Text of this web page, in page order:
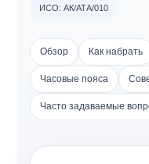
ИСО: АК/АТА/010
Обзор Как набрать
Часовые пояса
Часто задаваемые